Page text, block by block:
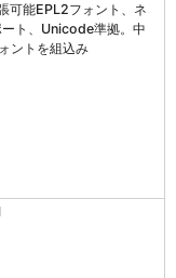
可能EPL2フォント、ネ
ト、Unicode準拠。中
ントを組込み